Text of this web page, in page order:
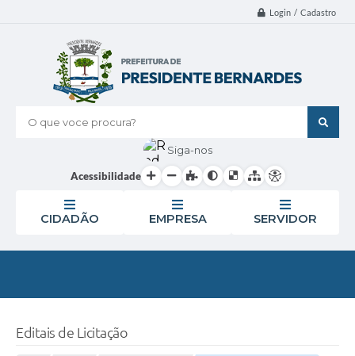
Login / Cadastro
O que voce procura?
Siga-nos
Acessibilidade
CIDADÃO EMPRESA SERVIDOR
Editais de Licitação